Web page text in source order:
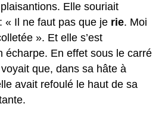
Elle souriait
« Il ne faut pas que je rie. Moi
». Et elle s’est
écharpe. En effet sous le carré
que, dans sa hâte à
avait refoulé le haut de sa